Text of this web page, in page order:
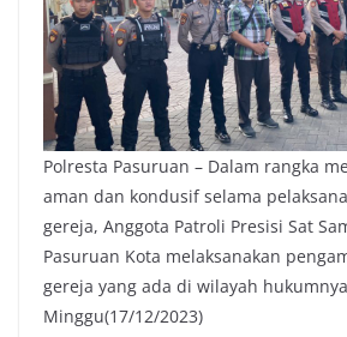
Polresta Pasuruan – Dalam rangka
aman dan kondusif selama
gereja, Anggota Patroli Presisi Sat
Pasuruan Kota melaksanakan
gereja yang ada di wilayah
Minggu(17/12/2023)